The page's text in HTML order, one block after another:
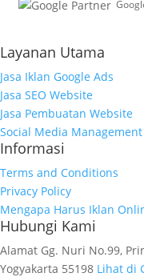
Layanan Utama
Jasa Iklan Google Ads
Jasa SEO Website
Jasa Pembuatan Website
Social Media Management
Informasi
Terms and Conditions
Privacy Policy
Mengapa Harus Iklan
Hubungi Kami
Alamat Gg. Nuri No.99,
Yogyakarta 55198 Lihat di